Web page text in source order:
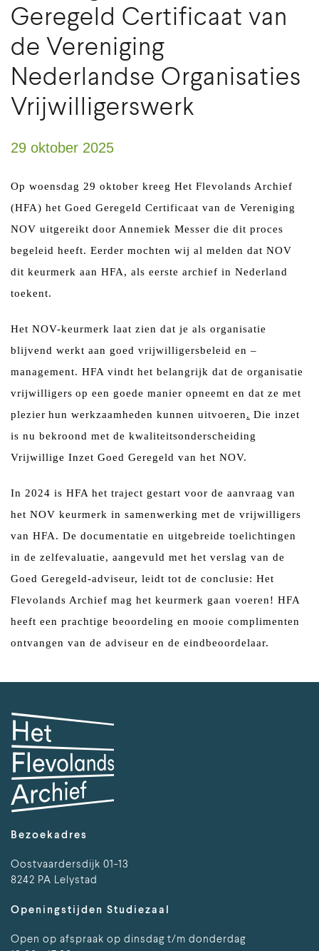
Geregeld Certificaat van
de Vereniging
Nederlandse Organisaties
Vrijwilligerswerk
29 oktober 2025
Op woensdag 29 oktober kreeg Het Flevolands Archief
(HFA) het Goed Geregeld Certificaat van de Vereniging
NOV uitgereikt door Annemiek Messer die dit proces
begeleid heeft. Eerder mochten wij al melden dat NOV
dit keurmerk aan HFA, als eerste archief in Nederland
toekent.
Het NOV-keurmerk laat zien dat je als organisatie
blijvend werkt aan goed vrijwilligersbeleid en –
management. HFA vindt het belangrijk dat de organisatie
vrijwilligers op een goede manier opneemt en dat ze met
plezier hun werkzaamheden kunnen uitvoeren. Die inzet
is nu bekroond met de kwaliteitsonderscheiding
Vrijwillige Inzet Goed Geregeld van het NOV.
In 2024 is HFA het traject gestart voor de aanvraag van
het NOV keurmerk in samenwerking met de vrijwilligers
van HFA. De documentatie en uitgebreide toelichtingen
in de zelfevaluatie, aangevuld met het verslag van de
Goed Geregeld-adviseur, leidt tot de conclusie: Het
Flevolands Archief mag het keurmerk gaan voeren! HFA
heeft een prachtige beoordeling en mooie complimenten
ontvangen van de adviseur en de eindbeoordelaar.
Bezoekadres
Oostvaardersdijk 01-13
8242 PA Lelystad
Openingstijden Studiezaal
Open op afspraak op dinsdag t/m donderdag